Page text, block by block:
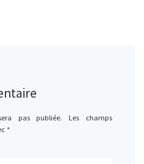
pas publiée.
Les champs
*